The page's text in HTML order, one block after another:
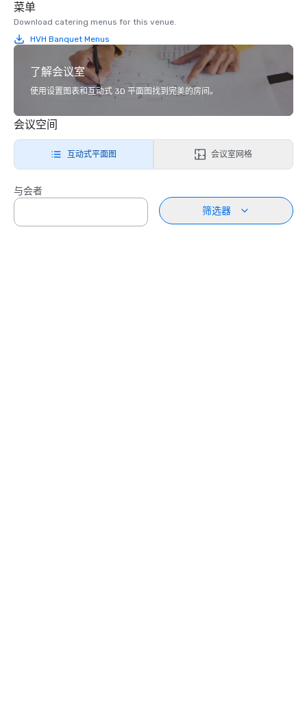
菜单
Download catering menus for this venue.
HVH Banquet Menus
了解会议室
使用设置图表和互动式 3D 平面图找到完美的房间。
会议空间
互动式平面图 会议室网格
与会者
筛选器